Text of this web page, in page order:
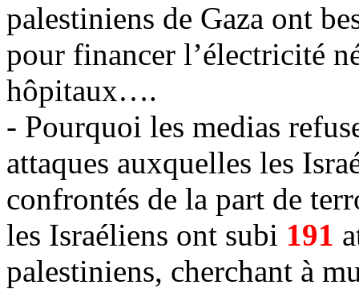
palestiniens de Gaza ont
pour financer l’électricité
hôpitaux….
- Pourquoi les medias
attaques auxquelles les
confrontés de la part de
les Israéliens ont subi 191
palestiniens, cherchant à